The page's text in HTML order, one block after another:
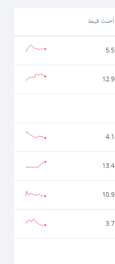
أحدث قيمة
5.5
12.9
4.1
13.4
10.9
3.7